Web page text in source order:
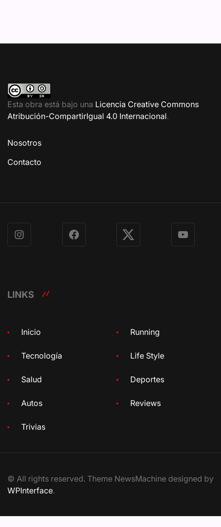
Esta obra está bajo una Licencia Creative Commons
Atribución-CompartirIgual 4.0 Internacional.
Nosotros
Contacto
Instagram Facebook X YouTube
LINKS
Inicio Running
Tecnología Life Style
Salud Deportes
Autos Reviews
Trivias
© All rights reserved. Theme NewsMachine designed by
WPInterface.